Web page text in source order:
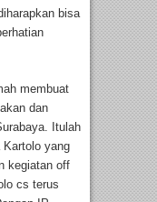
bisa
membuat
dan
Itulah
Kartolo yang
kegiatan off
cs terus